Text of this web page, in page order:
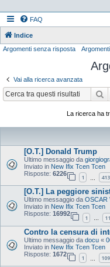
FAQ
Indice
Argomenti senza risposta
Vai alla ricerca avanzata
La ricerca ha
[O.T.] Donald Trump
Ultimo messaggio da
Inviato in New Ifix Tcen Tcen
Risposte: 6226
1 413
[O.T.] La peggiore
Ultimo messaggio da OSCAR
Inviato in New Ifix Tcen Tcen
Risposte: 16992
1 …
Contro la censura di
Ultimo messaggio da docu «
Inviato in New Ifix Tcen Tcen
Risposte: 1672
1 109